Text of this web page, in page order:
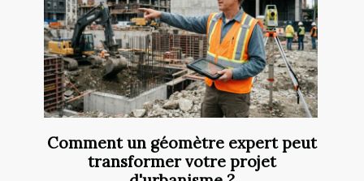
Comment un géomètre expert peut
transformer votre projet